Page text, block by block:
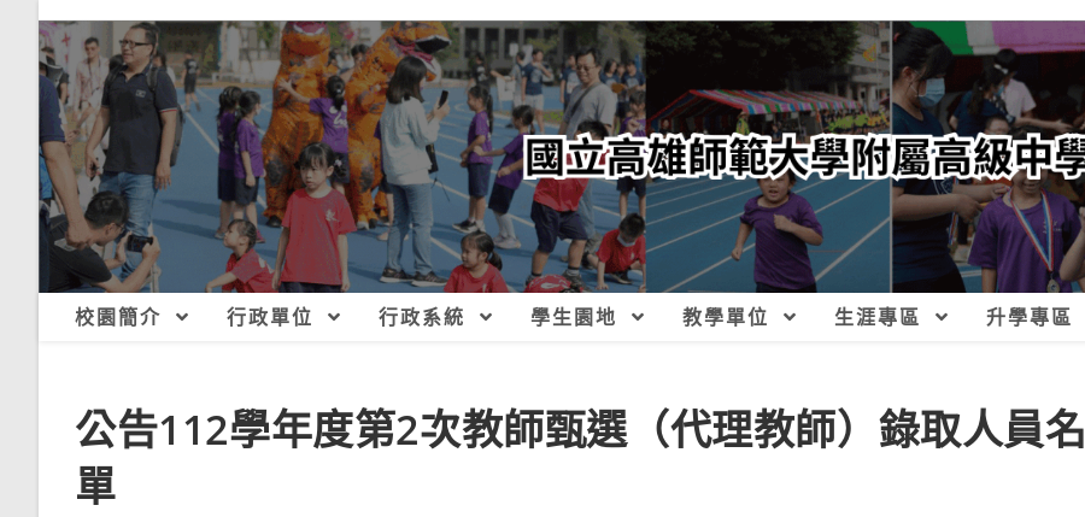
校園簡介 行政單位 行政系統 學生園地 教學單位 生涯專區 升學專區
公告112學年度第2次教師甄選（代理教師）錄取人員名
單